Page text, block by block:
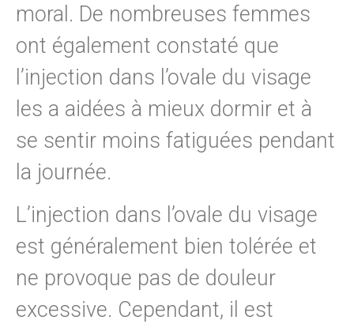
moral. De nombreuses femmes
ont également constaté que
l’injection dans l’ovale du visage
les a aidées à mieux dormir et à
se sentir moins fatiguées pendant
la journée.
L’injection dans l’ovale du visage
est généralement bien tolérée et
ne provoque pas de douleur
excessive. Cependant, il est